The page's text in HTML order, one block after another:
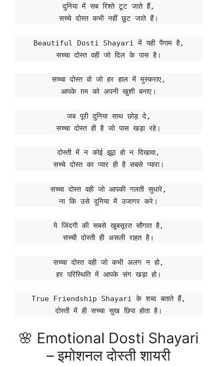
दुनिया में सब रिश्ते टूट जाते हैं,
सच्चे दोस्त कभी नहीं छूट जाते हैं।
Beautiful Dosti Shayari में यही पैगाम है,
सच्चा दोस्त वही जो दिल के पास है।
सच्चा दोस्त वो जो हर हाल में मुस्कराए,
आपके ग़म को अपनी खुशी बनाए।
जब पूरी दुनिया साथ छोड़ दे,
सच्चा दोस्त ही है जो पास खड़ा रहे।
दोस्ती में न कोई झूठ हो न दिखावा,
सच्चे दोस्त का प्यार ही है सबसे प्यारा।
सच्चा दोस्त वही जो आपकी गलती सुधारे,
ना कि उसे दुनिया में उजागर करे।
ये जिंदगी की सबसे खूबसूरत सौगात है,
सच्ची दोस्ती ही असली राहत है।
सच्चा दोस्त वही जो कभी अलग न हो,
हर परिस्थिति में आपके संग खड़ा हो।
True Friendship Shayari के शब्द बताते हैं,
दोस्ती में ही सच्चा सुख छिपा होता है।
🌸 Emotional Dosti Shayari
– इमोशनल दोस्ती शायरी